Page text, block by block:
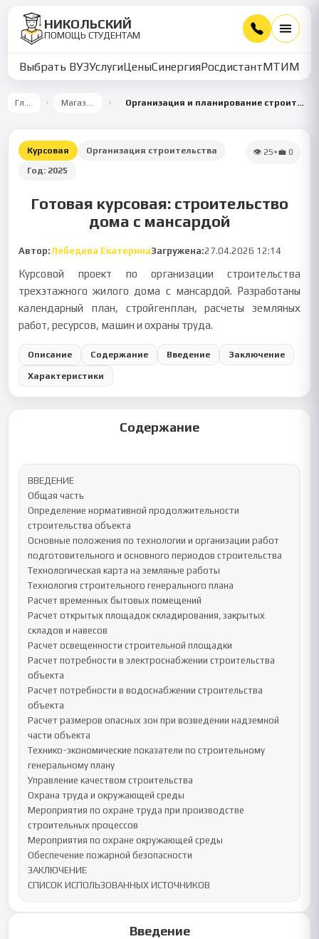
НИКОЛЬСКИЙ
ПОМОЩЬ СТУДЕНТАМ
Выбрать ВУЗУслугиЦеныСинергияРосдистантМТИММУ
Главная Магазин работ Организация и планирование строительства трехэтажного жилого дома с мансардой
Курсовая
Организация строительства
Год: 2025
👁 25•💼 0
Готовая курсовая: строительство
дома с мансардой
Автор:Лебедева ЕкатеринаЗагружена:27.04.2026 12:14
Курсовой проект по организации строительства
трехэтажного жилого дома с мансардой. Разработаны
календарный план, стройгенплан, расчеты земляных
работ, ресурсов, машин и охраны труда.
Описание Содержание Введение Заключение
Характеристики
Содержание
ВВЕДЕНИЕ
Общая часть
Определение нормативной продолжительности
строительства объекта
Основные положения по технологии и организации работ
подготовительного и основного периодов строительства
Технологическая карта на земляные работы
Технология строительного генерального плана
Расчет временных бытовых помещений
Расчет открытых площадок складирования, закрытых
складов и навесов
Расчет освещенности строительной площадки
Расчет потребности в электроснабжении строительства
объекта
Расчет потребности в водоснабжении строительства
объекта
Расчет размеров опасных зон при возведении надземной
части объекта
Технико-экономические показатели по строительному
генеральному плану
Управление качеством строительства
Охрана труда и окружающей среды
Мероприятия по охране труда при производстве
строительных процессов
Мероприятия по охране окружающей среды
Обеспечение пожарной безопасности
ЗАКЛЮЧЕНИЕ
СПИСОК ИСПОЛЬЗОВАННЫХ ИСТОЧНИКОВ
Введение